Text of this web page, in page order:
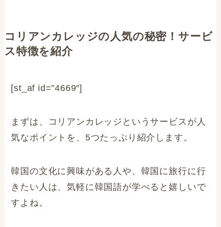
コリアンカレッジの人気の秘密！サービ
ス特徴を紹介
[st_af id=”4669″]
まずは、コリアンカレッジというサービスが人
気なポイントを、5つたっぷり紹介します。
韓国の文化に興味がある人や、韓国に旅行に行
きたい人は、気軽に韓国語が学べると嬉しいで
すよね。